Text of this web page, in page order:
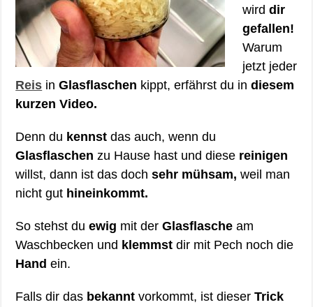
wirddir
gefallen!
Warum
jetzt jeder
Reis inGlasflaschen kippt, erfährst du indiesem
kurzen Video.
Denn du kennst das auch, wenn du
Glasflaschen zu Hause hast und diese reinigen
willst, dann ist das dochsehr mühsam, weil man
nicht gut hineinkommt.
So stehst duewig mit derGlasflasche am
Waschbecken und klemmst dir mit Pech noch die
Hand ein.
Falls dir das bekannt vorkommt, ist dieserTrick